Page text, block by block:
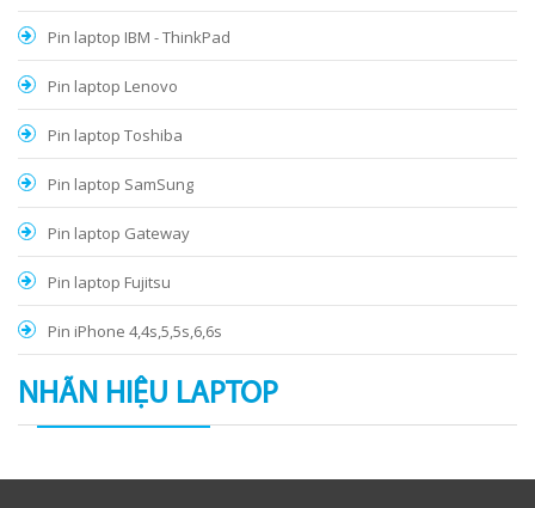
Pin laptop IBM - ThinkPad
Pin laptop Lenovo
Pin laptop Toshiba
Pin laptop SamSung
Pin laptop Gateway
Pin laptop Fujitsu
Pin iPhone 4,4s,5,5s,6,6s
NHÃN HIỆU LAPTOP